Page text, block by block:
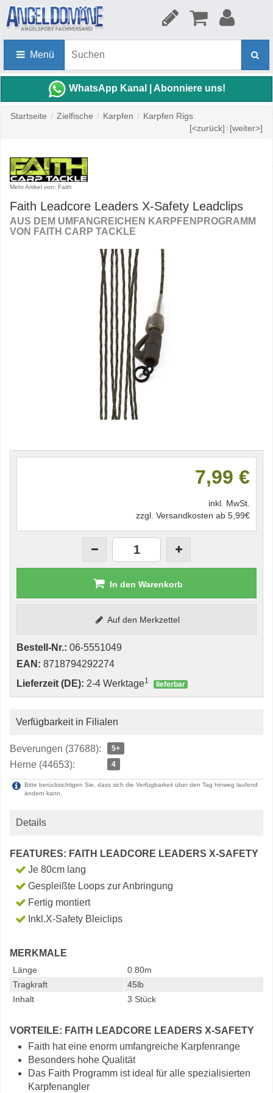
Menü
WhatsApp Kanal | Abonniere uns!
Startseite / Zielfische / Karpfen / Karpfen Rigs
[<zurück] | [weiter>]
Mehr Artikel von: Faith
Faith Leadcore Leaders X-Safety Leadclips
AUS DEM UMFANGREICHEN KARPFENPROGRAMM
VON FAITH CARP TACKLE
7,99 €
inkl. MwSt.
zzgl. Versandkosten ab 5,99€
In den Warenkorb
Auf den Merkzettel
Bestell-Nr.: 06-5551049
EAN: 8718794292274
Lieferzeit (DE): 2-4 Werktage1 lieferbar
Verfügbarkeit in Filialen
Beverungen (37688): 5+
Herne (44653): 4
Bitte berücksichtigen Sie, dass sich die Verfügbarkeit über den Tag hinweg laufend
ändern kann.
Details
FEATURES: FAITH LEADCORE LEADERS X-SAFETY
Je 80cm lang
Gespleißte Loops zur Anbringung
Fertig montiert
Inkl.X-Safety Bleiclips
MERKMALE
Länge
0.80m
Tragkraft
45lb
Inhalt
3 Stück
VORTEILE: FAITH LEADCORE LEADERS X-SAFETY
Faith hat eine enorm umfangreiche Karpfenrange
Besonders hohe Qualität
Das Faith Programm ist ideal für alle spezialisierten
Karpfenangler